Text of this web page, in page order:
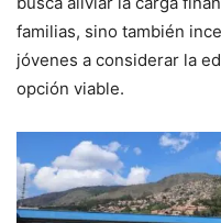
familias, sino también
jóvenes a considerar la
opción viable.